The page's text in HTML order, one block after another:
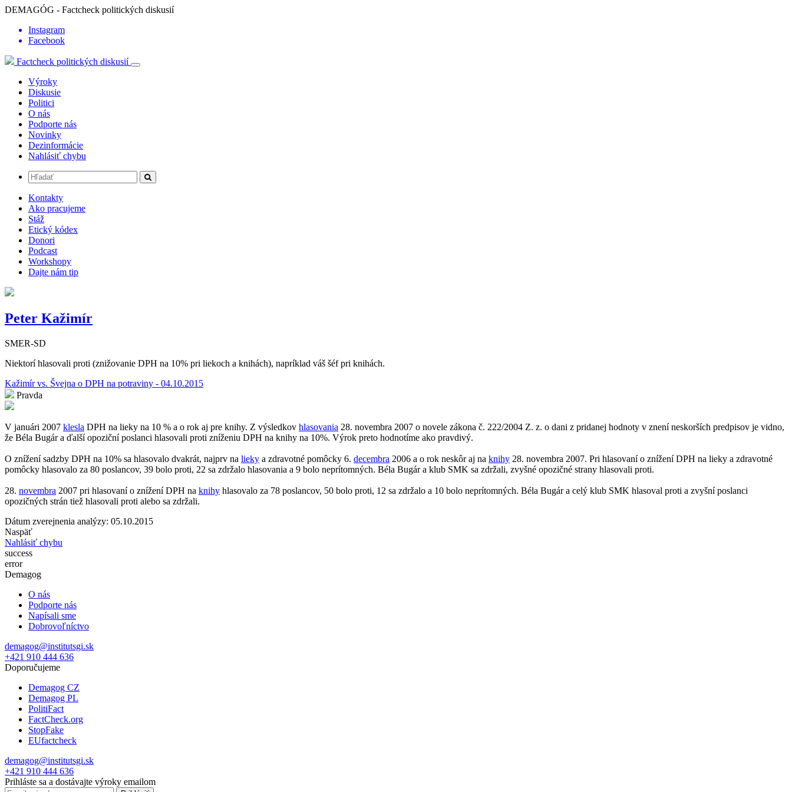
DEMAGÓG - Factcheck politických diskusií
Instagram
Facebook
Factcheck politických diskusií
Výroky
Diskusie
Politici
O nás
Podporte nás
Novinky
Dezinformácie
Nahlásiť chybu
Kontakty
Ako pracujeme
Stáž
Etický kódex
Donori
Podcast
Workshopy
Dajte nám tip
Peter Kažimír
SMER-SD
Niektorí hlasovali proti (znižovanie DPH na 10% pri liekoch a knihách), napríklad váš šéf pri knihách.
Kažimír vs. Švejna o DPH na potraviny - 04.10.2015
Pravda
V januári 2007 klesla DPH na lieky na 10 % a o rok aj pre knihy. Z výsledkov hlasovania 28. novembra 2007 o novele zákona č. 222/2004 Z. z. o dani z pridanej hodnoty v znení neskorších predpisov je vidno,
že Béla Bugár a ďalší opoziční poslanci hlasovali proti zníženiu DPH na knihy na 10%. Výrok preto hodnotíme ako pravdivý.
O znížení sadzby DPH na 10% sa hlasovalo dvakrát, najprv na lieky a zdravotné pomôcky 6. decembra 2006 a o rok neskôr aj na knihy 28. novembra 2007. Pri hlasovaní o znížení DPH na lieky a zdravotné
pomôcky hlasovalo za 80 poslancov, 39 bolo proti, 22 sa zdržalo hlasovania a 9 bolo neprítomných. Béla Bugár a klub SMK sa zdržali, zvyšné opozičné strany hlasovali proti.
28. novembra 2007 pri hlasovaní o znížení DPH na knihy hlasovalo za 78 poslancov, 50 bolo proti, 12 sa zdržalo a 10 bolo neprítomných. Béla Bugár a celý klub SMK hlasoval proti a zvyšní poslanci
opozičných strán tiež hlasovali proti alebo sa zdržali.
Dátum zverejnenia analýzy: 05.10.2015
Naspäť
Nahlásiť chybu
success
error
Demagog
O nás
Podporte nás
Napísali sme
Dobrovoľníctvo
demagog@institutsgi.sk
+421 910 444 636
Doporučujeme
Demagog CZ
Demagog PL
PolitiFact
FactCheck.org
StopFake
EUfactcheck
demagog@institutsgi.sk
+421 910 444 636
Prihláste sa a dostávajte výroky emailom